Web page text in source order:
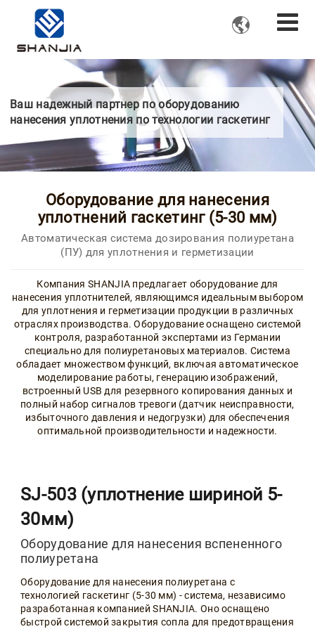

Ваш надежный партнер по оборудованию
нанесения уплотнения по технологии гаскетинг
Оборудование для нанесения
уплотнений гаскетинг (5-30 мм)
Автоматическая система дозирования полиуретана
(ПУ) для уплотнения и герметизации
Компания SHANJIA предлагает оборудование для
нанесения уплотнителей, являющимся идеальным выбором
для уплотнения и герметизации продукции в различных
отраслях производства. Оборудование оснащено системой
контроля, разработанной экспертами из Германии
специально для полиуретановых материалов. Система
обладает множеством функций, включая автоматическое
моделирование работы, генерацию изображений,
встроенный USB для резервного копирования данных и
полный набор сигналов тревоги (датчик неисправности,
избыточного давления и недогрузки) для обеспечения
оптимальной производительности и надежности.
SJ-503 (уплотнение шириной 5-
30мм)
Оборудование для нанесения вспененного
полиуретана
Оборудование для нанесения полиуретана с
технологией гаскетинг (5-30 мм) - система, независимо
разработанная компанией SHANJIA. Оно оснащено
быстрой системой закрытия сопла для предотвращения